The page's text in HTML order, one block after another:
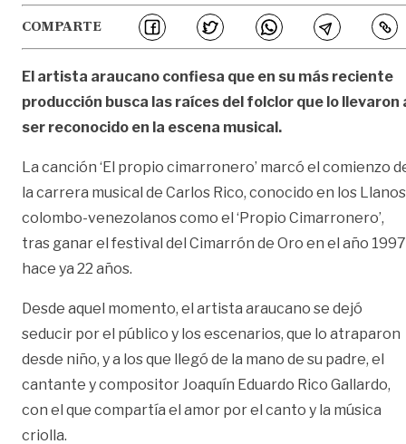
COMPARTE
El artista araucano confiesa que en su más reciente
producción busca las raíces del folclor que lo llevaron
ser reconocido en la escena musical.
La canción ‘El propio cimarronero’ marcó el comienzo
la carrera musical de Carlos Rico, conocido en los Llanos
colombo-venezolanos como el ‘Propio Cimarronero’,
tras ganar el festival del Cimarrón de Oro en el año
hace ya 22 años.
Desde aquel momento, el artista araucano se dejó
seducir por el público y los escenarios, que lo atraparon
desde niño, y a los que llegó de la mano de su padre, el
cantante y compositor Joaquín Eduardo Rico Gallardo,
con el que compartía el amor por el canto y la música
criolla.